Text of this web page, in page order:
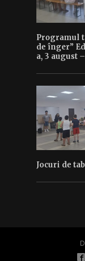
Programul
de înger”
a, 3 august
Jocuri de